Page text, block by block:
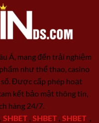
Á, mang đến trải nghiệm
như thể thao, casino
số. Được cấp phép hoạt
kết bảo mật thông tin,
hàng 24/7.
SHBET SHBET SHBET